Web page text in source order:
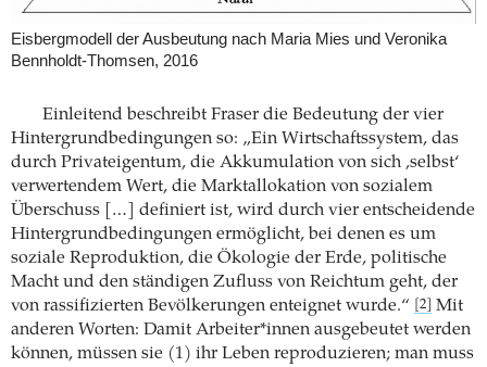
Eisbergmodell der Ausbeutung nach Maria Mies und Veronika
Bennholdt-Thomsen, 2016
Einleitend beschreibt Fraser die Bedeutung der vier
Hintergrundbedingungen so: „Ein Wirtschaftssystem, das
durch Privateigentum, die Akkumulation von sich ‚selbst‘
verwertendem Wert, die Marktallokation von sozialem
Überschuss […] definiert ist, wird durch vier entscheidende
Hintergrundbedingungen ermöglicht, bei denen es um
soziale Reproduktion, die Ökologie der Erde, politische
Macht und den ständigen Zufluss von Reichtum geht, der
von rassifizierten Bevölkerungen enteignet wurde.“
[2]
Mit
anderen Worten: Damit Arbeiter*innen ausgebeutet werden
können, müssen sie (1) ihr Leben reproduzieren; man muss